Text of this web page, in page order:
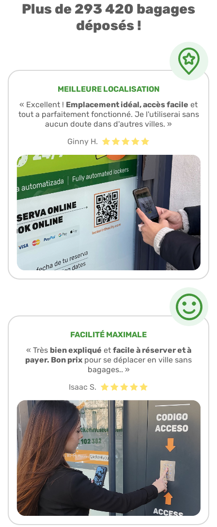
Plus de 293 420 bagages
déposés !
MEILLEURE LOCALISATION
« Excellent ! Emplacement idéal, accès facile et
tout a parfaitement fonctionné. Je l'utiliserai sans
aucun doute dans d'autres villes. »
Ginny H.
FACILITÉ MAXIMALE
« Très bien expliqué et facile à réserver et à
payer. Bon prix pour se déplacer en ville sans
bagages.. »
Isaac S.